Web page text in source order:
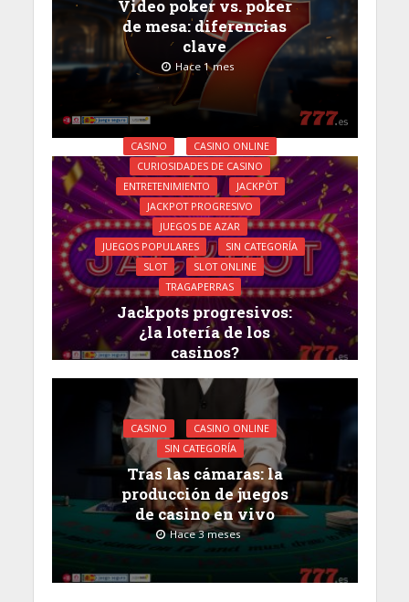
Video poker vs. poker
de mesa: diferencias
clave
Hace 1 mes
CASINO
CASINO ONLINE
CURIOSIDADES DE CASINO
ENTRETENIMIENTO
JACKPÒT
JACKPOT PROGRESIVO
JUEGOS DE AZAR
JUEGOS POPULARES
SIN CATEGORÍA
SLOT
SLOT ONLINE
TRAGAPERRAS
Jackpots progresivos:
¿la lotería de los
casinos?
CASINO
CASINO ONLINE
SIN CATEGORÍA
Tras las cámaras: la
producción de juegos
de casino en vivo
Hace 3 meses